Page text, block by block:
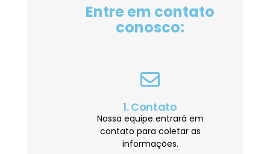
Entre em contato
conosco:
1. Contato
Nossa equipe entrará em
contato para coletar as
informações.